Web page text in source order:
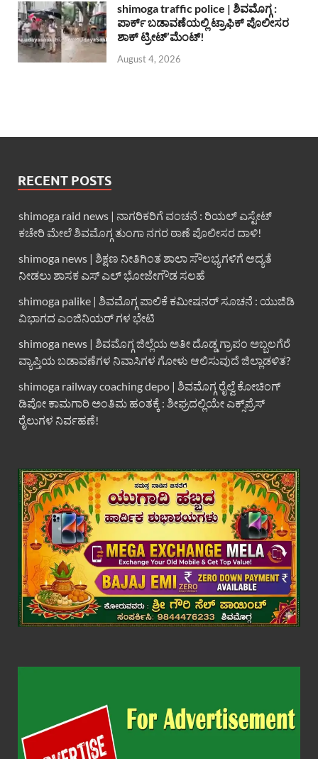
shimoga traffic police | ಶಿವಮೊಗ್ಗ :
ಪಾರ್ಕ್ ಬಡಾವಣೆಯಲ್ಲಿ ಟ್ರಾಫಿಕ್ ಪೊಲೀಸರ
ಶಾಕ್ ಟ್ರೀಟ್’ಮೆಂಟ್!
August 4, 2026
RECENT POSTS
shimoga raid news | ನಾಗರಿಕರಿಗೆ ವಂಚನೆ : ರಿಯಲ್ ಎಸ್ಟೇಟ್
ಕಚೇರಿ ಮೇಲೆ ಶಿವಮೊಗ್ಗ ತುಂಗಾ ನಗರ ಠಾಣೆ ಪೊಲೀಸರ ದಾಳಿ!
shimoga news | ಶಿಕ್ಷಣ ನೀತಿಗಿಂತ ಶಾಲಾ ಸೌಲಭ್ಯಗಳಿಗೆ ಆದ್ಯತೆ
ನೀಡಲು ಶಾಸಕ ಎಸ್ ಎಲ್ ಭೋಜೇಗೌಡ ಸಲಹೆ
shimoga palike | ಶಿವಮೊಗ್ಗ ಪಾಲಿಕೆ ಕಮೀಷನರ್ ಸೂಚನೆ : ಯುಜಿಡಿ
ವಿಭಾಗದ ಎಂಜಿನಿಯರ್ ಗಳ ಭೇಟಿ
shimoga news | ಶಿವಮೊಗ್ಗ ಜಿಲ್ಲೆಯ ಅತೀ ದೊಡ್ಡ ಗ್ರಾಪಂ ಅಬ್ಬಲಗೆರೆ
ವ್ಯಾಪ್ತಿಯ ಬಡಾವಣೆಗಳ ನಿವಾಸಿಗಳ ಗೋಳು ಆಲಿಸುವುದೆ ಜಿಲ್ಲಾಡಳಿತ?
shimoga railway coaching depo | ಶಿವಮೊಗ್ಗ ರೈಲ್ವೆ ಕೋಚಿಂಗ್
ಡಿಪೋ ಕಾಮಗಾರಿ ಅಂತಿಮ ಹಂತಕ್ಕೆ : ಶೀಘ್ರದಲ್ಲಿಯೇ ಎಕ್ಸ್‌ಪ್ರೆಸ್
ರೈಲುಗಳ ನಿರ್ವಹಣೆ!